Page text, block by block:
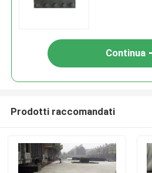
Continua
Prodotti raccomandati